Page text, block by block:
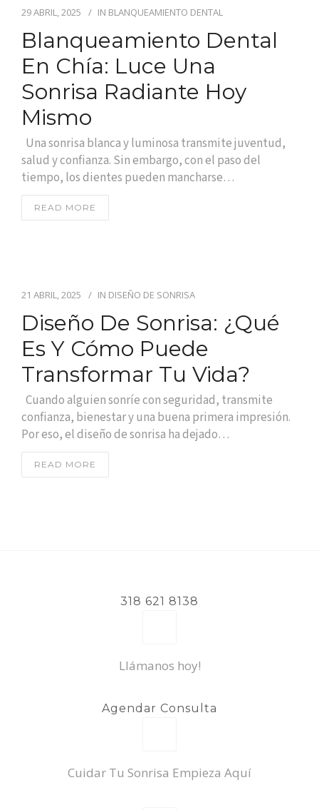
29 ABRIL, 2025 IN BLANQUEAMIENTO DENTAL
Blanqueamiento Dental
En Chía: Luce Una
Sonrisa Radiante Hoy
Mismo
Una sonrisa blanca y luminosa transmite juventud,
salud y confianza. Sin embargo, con el paso del
tiempo, los dientes pueden mancharse…
READ MORE
21 ABRIL, 2025 IN DISEÑO DE SONRISA
Diseño De Sonrisa: ¿Qué
Es Y Cómo Puede
Transformar Tu Vida?
Cuando alguien sonríe con seguridad, transmite
confianza, bienestar y una buena primera impresión.
Por eso, el diseño de sonrisa ha dejado…
READ MORE
318 621 8138
Llámanos hoy!
Agendar Consulta
Cuidar Tu Sonrisa Empieza Aquí